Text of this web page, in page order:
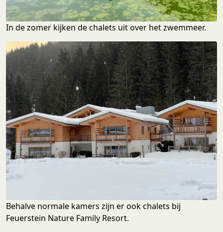
In de zomer kijken de chalets uit over het zwemmeer.
Behalve normale kamers zijn er ook chalets bij
Feuerstein Nature Family Resort.